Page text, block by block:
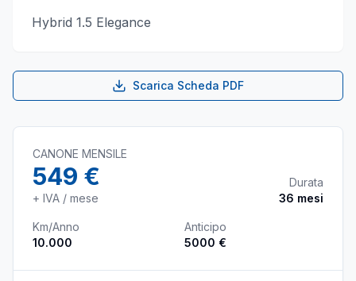
Hybrid 1.5 Elegance
Scarica Scheda PDF
CANONE MENSILE
549 €
+ IVA / mese
Durata
36 mesi
Km/Anno
10.000
Anticipo
5000 €